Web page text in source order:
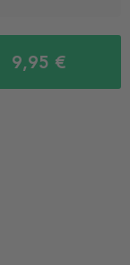
9,95 €